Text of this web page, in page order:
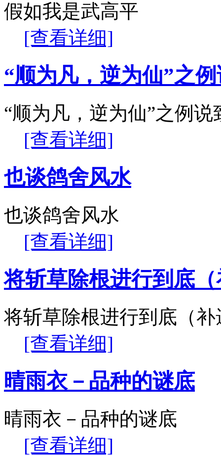
假如我是武高平
[查看详细]
“顺为凡，逆为仙”之
“顺为凡，逆为仙”之例说
[查看详细]
也谈鸽舍风水
也谈鸽舍风水
[查看详细]
将斩草除根进行到底
将斩草除根进行到底（补
[查看详细]
晴雨衣－品种的谜底
晴雨衣－品种的谜底
[查看详细]